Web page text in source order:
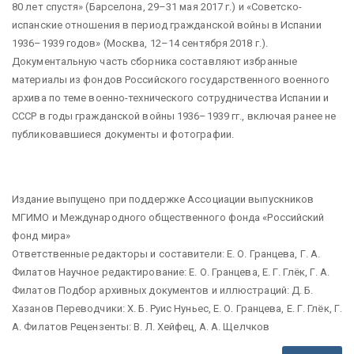
80 лет спустя» (Барселона, 29–31 мая 2017 г.) и «Советско-
испанские отношения в период гражданской войны в Испании
1936–1939 годов» (Москва, 12–14 сентября 2018 г.).
Документальную часть сборника составляют избранные
материалы из фондов Российского государственного военного
архива по теме военно-технического сотрудничества Испании и
СССР в годы гражданской войны 1936–1939 гг., включая ранее не
публиковавшиеся документы и фотографии.
Издание выпущено при поддержке Ассоциации выпускников
МГИМО и Международного общественного фонда «Российский
фонд мира»
Ответственные редакторы и составители: Е. О. Гранцева, Г. А.
Филатов Научное редактирование: Е. О. Гранцева, Е. Г. Глёк, Г. А.
Филатов Подбор архивных документов и иллюстраций: Д. Б.
Хазанов Переводчики: Х. Б. Руис Нуньес, Е. О. Гранцева, Е. Г. Глёк, Г.
А. Филатов Рецензенты: В. Л. Хейфец, А. А. Щелчков